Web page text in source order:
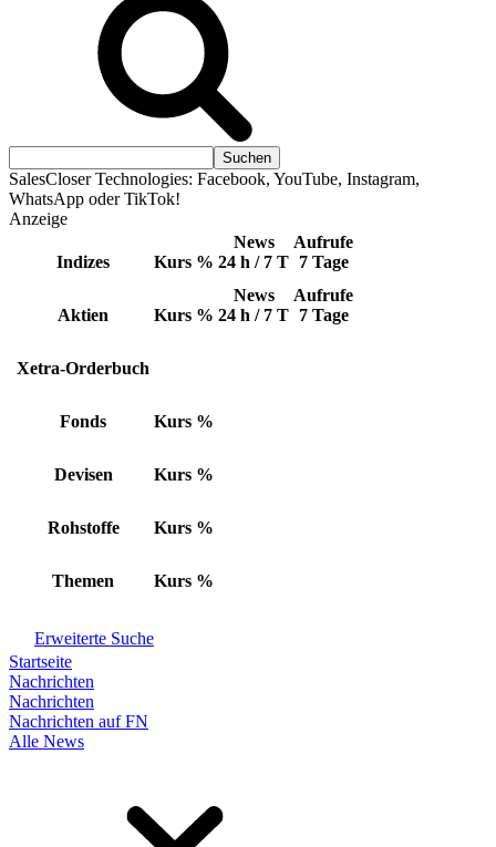
SalesCloser Technologies: Facebook, YouTube, Instagram,
WhatsApp oder TikTok!
Anzeige
Indizes Kurs %
News
24 h / 7 T
Aufrufe
7 Tage
Aktien Kurs %
News
24 h / 7 T
Aufrufe
7 Tage
Xetra-Orderbuch
Fonds Kurs %
Devisen Kurs %
Rohstoffe Kurs %
Themen Kurs %
Erweiterte Suche
Startseite
Nachrichten
Nachrichten
Nachrichten auf FN
Alle News